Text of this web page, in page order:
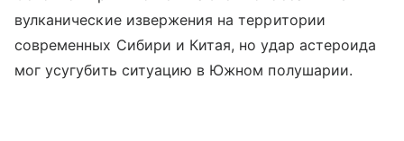
вулканические извержения на территории
современных Сибири и Китая, но удар астероида
мог усугубить ситуацию в Южном полушарии.